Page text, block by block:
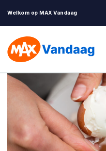
Welkom op MAX Vandaag